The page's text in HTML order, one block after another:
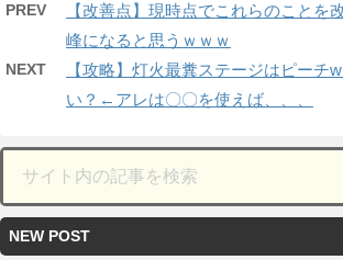
PREV
【改善点】現時点でこれらのことを
峰になると思うｗｗｗ
NEXT
【攻略】灯火最糞ステージはピーチ
い？←アレは〇〇を使えば、、、
NEW POST